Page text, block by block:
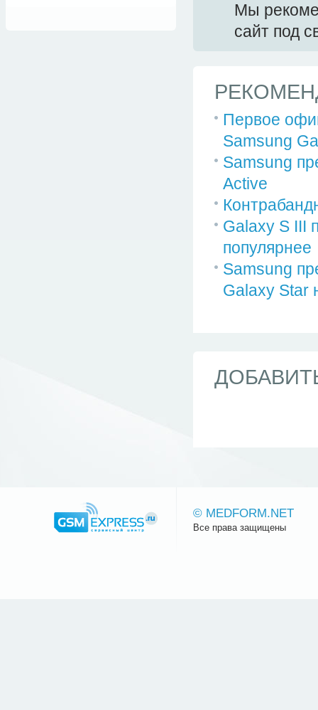
Мы
сайт под
Первое
Samsung
Samsung
Active
Galaxy S III
популярнее
Samsung
Galaxy Star
© MEDFORM.NET
Все права защищены